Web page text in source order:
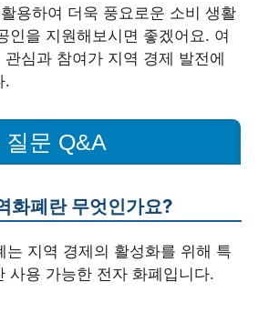
용하여 더욱 풍요로운 소비 생활
인을 지원해보시면 좋겠어요. 여
심과 참여가 지역 경제 발전에
.
문 Q&A
화폐란 무엇인가요?
는 지역 경제의 활성화를 위해 특
사용 가능한 전자 화폐입니다.